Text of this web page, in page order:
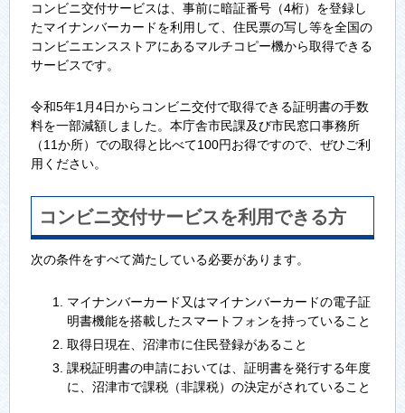
コンビニ交付サービスは、事前に暗証番号（4桁）を登録し
たマイナンバーカードを利用して、住民票の写し等を全国の
コンビニエンスストアにあるマルチコピー機から取得できる
サービスです。
令和5年1月4日からコンビニ交付で取得できる証明書の手数
料を一部減額しました。本庁舎市民課及び市民窓口事務所
（11か所）での取得と比べて100円お得ですので、ぜひご利
用ください。
コンビニ交付サービスを利用できる方
次の条件をすべて満たしている必要があります。
マイナンバーカード又はマイナンバーカードの電子証
明書機能を搭載したスマートフォンを持っていること
取得日現在、沼津市に住民登録があること
課税証明書の申請においては、証明書を発行する年度
に、沼津市で課税（非課税）の決定がされていること